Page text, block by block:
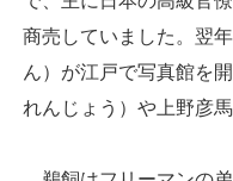
商売していました。翌
ん）が江戸で写真館を
れんじょう）や上野彦